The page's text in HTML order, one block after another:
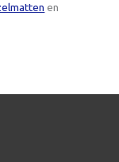
en